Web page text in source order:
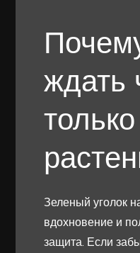
ждать
Зеленый уголок
вдохновение и
защита. Если